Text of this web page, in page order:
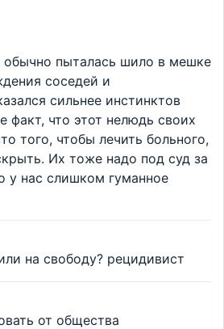
обычно пыталась шило в мешке
соседей и
сильнее инстинктов
факт, что этот нелюдь своих
того, чтобы лечить больного,
Их тоже надо под суд за
у нас слишком гуманное
на свободу? рецидивист
от общества